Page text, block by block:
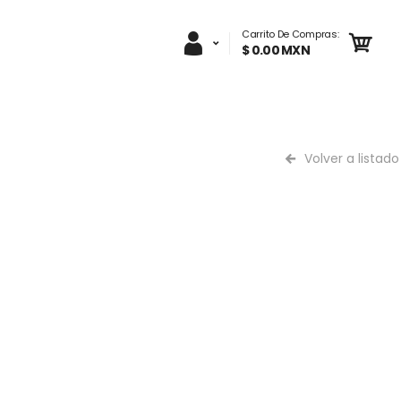
Carrito De Compras:
$ 0.00 MXN
Volver a listado